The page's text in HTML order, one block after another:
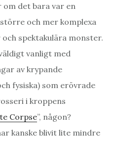
om det bara var en
och mer komplexa
spektakulära monster.
vanligt med
av krypande
fysiska) som erövrade
i kroppens
Corpse”, någon?
kanske blivit lite mindre